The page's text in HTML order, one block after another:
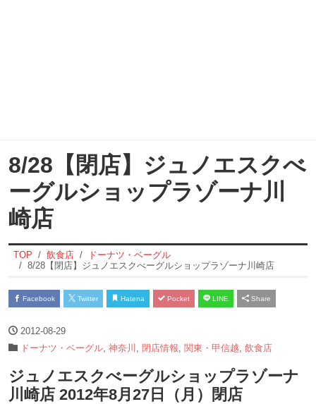
8/28【閉店】ジュノエスクべ
ーグルショップラゾーナ川
崎店
TOP 飲食店
ドーナツ・ベーグル
8/28【閉店】ジュノエスクべーグルショップラゾーナ川崎店
Facebook Twitter Hatena Pocket LINE Share
2012-08-29
ドーナツ・ベーグル 神奈川 閉店情報 関東・甲信越 飲食店
ジュノエスクべーグルショップラゾーナ
川崎店 2012年8月27日（月）閉店